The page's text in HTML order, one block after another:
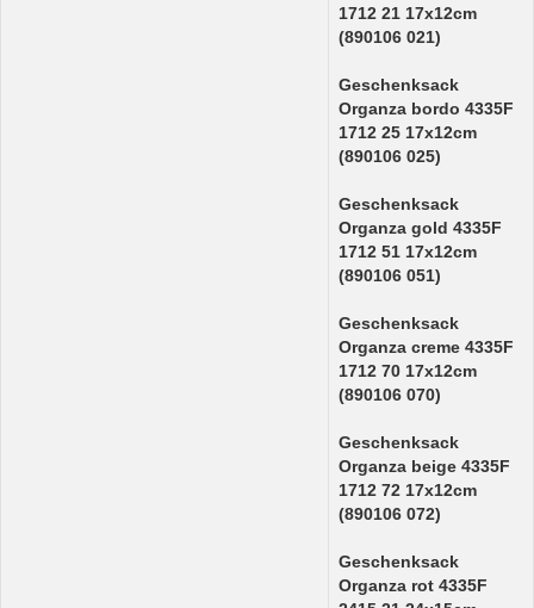
1712 21 17x12cm
(890106 021)
Geschenksack
Organza bordo 4335F
1712 25 17x12cm
(890106 025)
Geschenksack
Organza gold 4335F
1712 51 17x12cm
(890106 051)
Geschenksack
Organza creme 4335F
1712 70 17x12cm
(890106 070)
Geschenksack
Organza beige 4335F
1712 72 17x12cm
(890106 072)
Geschenksack
Organza rot 4335F